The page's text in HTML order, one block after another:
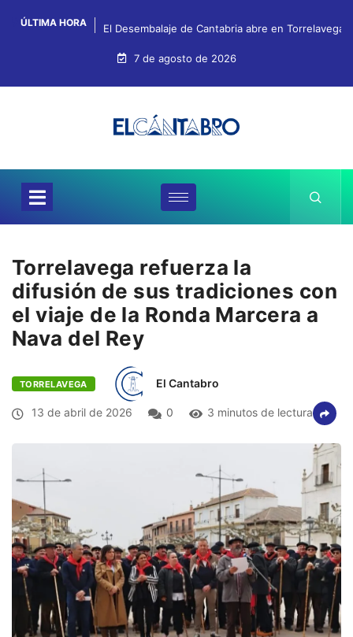
ÚLTIMA HORA El Desembalaje de Cantabria abre en
7 de agosto de 2026
Torrelavega refuerza la
difusión de sus tradiciones con
el viaje de la Ronda Marcera a
Nava del Rey
TORRELAVEGA El Cantabro
13 de abril de 2026 0 3 minutos de lectura